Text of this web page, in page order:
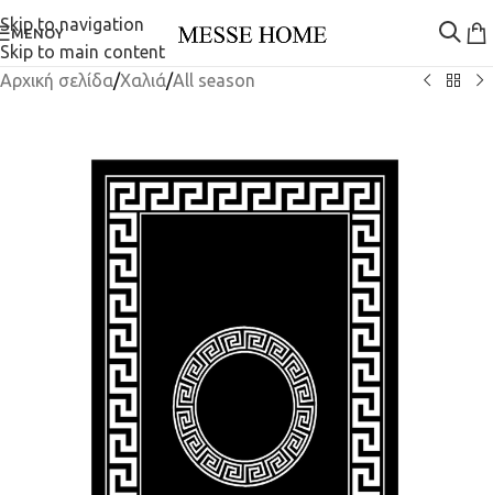
Skip to navigation
Skip to main content
ΜΕΝΟΎ
Αρχική σελίδα/Χαλιά/All season